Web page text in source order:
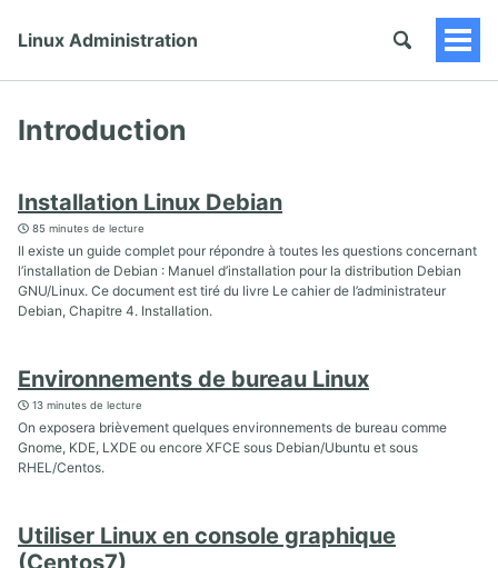
Linux Administration
Introduction
Installation Linux Debian
85 minutes de lecture
Il existe un guide complet pour répondre à toutes les questions concernant
l’installation de Debian : Manuel d’installation pour la distribution Debian
GNU/Linux. Ce document est tiré du livre Le cahier de l’administrateur
Debian, Chapitre 4. Installation.
Environnements de bureau Linux
13 minutes de lecture
On exposera brièvement quelques environnements de bureau comme
Gnome, KDE, LXDE ou encore XFCE sous Debian/Ubuntu et sous
RHEL/Centos.
Utiliser Linux en console graphique
(Centos7)